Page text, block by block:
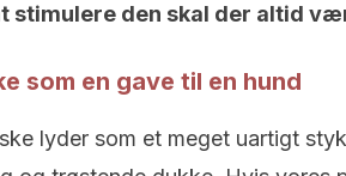
stimulere den skal der altid
som en gave til en hund
lyder som et meget uartigt